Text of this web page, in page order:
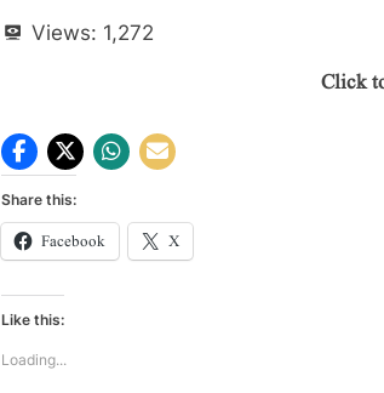
Views: 1,272
Click
Share this:
Facebook X
Like this:
Loading...